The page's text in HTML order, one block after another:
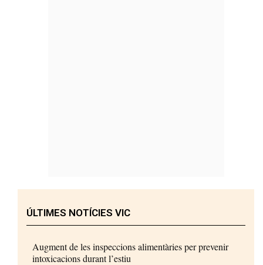
ÚLTIMES NOTÍCIES VIC
Augment de les inspeccions alimentàries per prevenir
intoxicacions durant l’estiu